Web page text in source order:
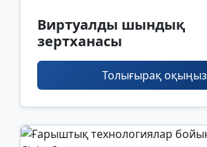
Виртуалды шындық
зертханасы
Толығырақ оқыңыз